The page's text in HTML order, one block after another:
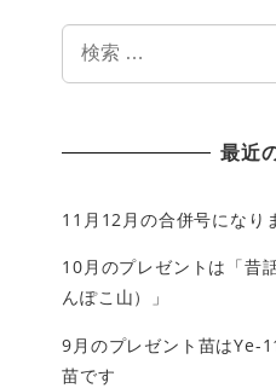
最近
11月12月の合併号になり
10月のプレゼントは「昔
んぽこ山）」
9月のプレゼント苗はYe-
苗です